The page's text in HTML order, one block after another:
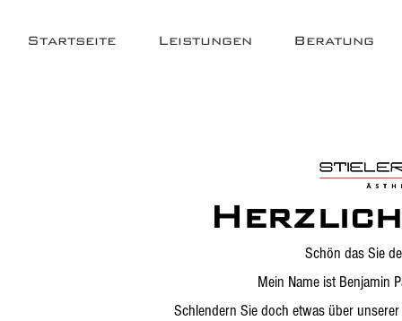
Startseite Leistungen Beratung
Schön das Sie
Mein Name ist Benjamin
Schlendern Sie doch etwas über